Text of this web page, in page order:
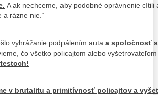
A ak nechceme, aby podobné oprávnenie
a rázne nie.“
vyhrážanie podpálením auta a spoločnosť
čo všetko policajtom alebo
v brutalitu a primitívnosť policajtov a